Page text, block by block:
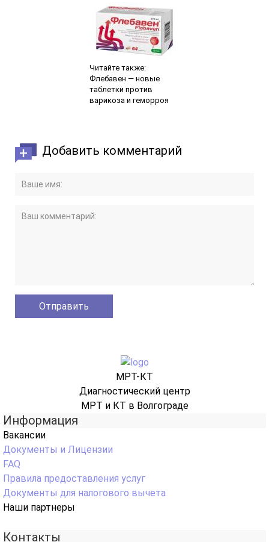
Читайте также:
Флебавен — новые
таблетки против
варикоза и геморроя
Добавить комментарий
МРТ-КТ
Диагностический центр
МРТ и КТ в Волгограде
Информация
Вакансии
Документы и Лицензии
FAQ
Правила предоставления услуг
Документы для налогового вычета
Наши партнеры
Контакты